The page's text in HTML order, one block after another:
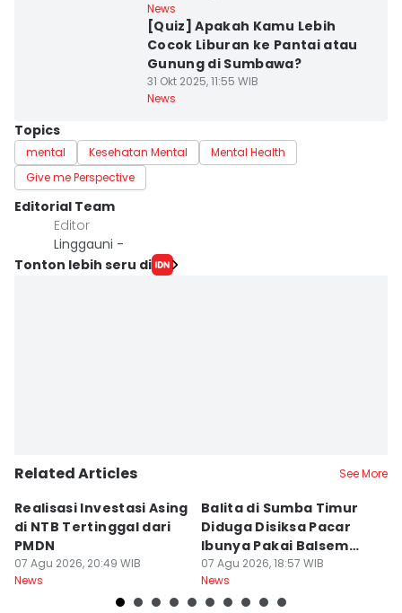
News
[Quiz] Apakah Kamu Lebih
Cocok Liburan ke Pantai atau
Gunung di Sumbawa?
31 Okt 2025, 11:55 WIB
News
Topics
mental Kesehatan Mental
Mental Health
Give me Perspective
Editorial Team
Editor
Linggauni -
Tonton lebih seru di
Related Articles See More
Realisasi Investasi Asing
di NTB Tertinggal dari
PMDN
07 Agu 2026, 20:49 WIB
News
Balita di Sumba Timur
Diduga Disiksa Pacar
Ibunya Pakai Balsem
dan Cabai
07 Agu 2026, 18:57 WIB
News